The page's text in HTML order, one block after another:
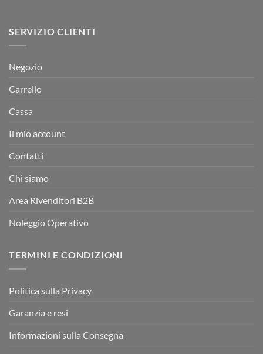
SERVIZIO CLIENTI
Negozio
Carrello
Cassa
Il mio account
Contatti
Chi siamo
Area Rivenditori B2B
Noleggio Operativo
TERMINI E CONDIZIONI
Politica sulla Privacy
Garanzia e resi
Informazioni sulla Consegna